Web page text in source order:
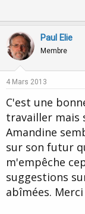
Paul Elie
Membre
4 Mars 2013
C'est une
travailler mais
Amandine
sur son futur
m'empêche
suggestions
abîmées.